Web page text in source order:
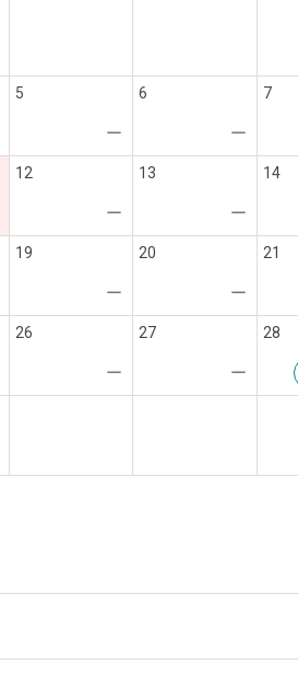
5
ー
6
ー
7
12
ー
13
ー
14
19
ー
20
ー
21
26
ー
27
ー
28